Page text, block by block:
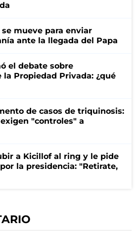
mueve para enviar
ante la llegada del Papa
el debate sobre
Propiedad Privada: ¿qué
de casos de triquinosis:
"controles" a
a Kicillof al ring y le pide
la presidencia: "Retirate,